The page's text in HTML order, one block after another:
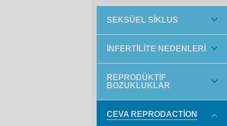
SEKSÜEL SIKLUS
İNFERTILITE NEDENLERI
REPRODÜKTIF
BOZUKLUKLAR
CEVA REPRODACTION